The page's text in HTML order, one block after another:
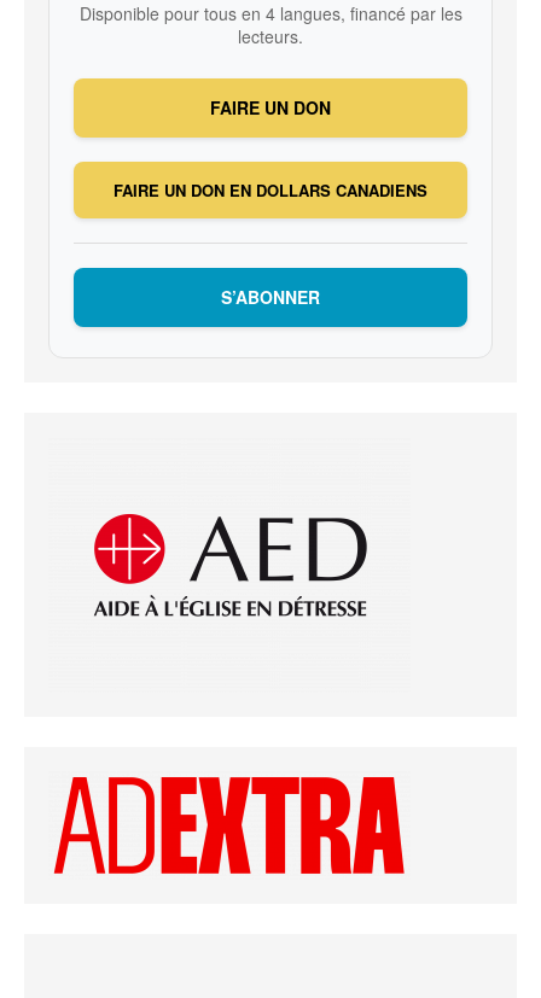
Disponible pour tous en 4 langues, financé par les
lecteurs.
FAIRE UN DON
FAIRE UN DON EN DOLLARS CANADIENS
S’ABONNER